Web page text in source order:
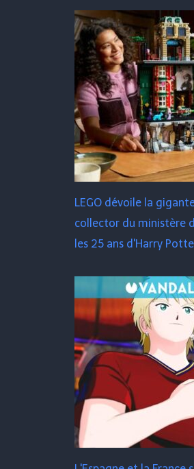
LEGO dévoile la
collector du ministère
les 25 ans d'Harry